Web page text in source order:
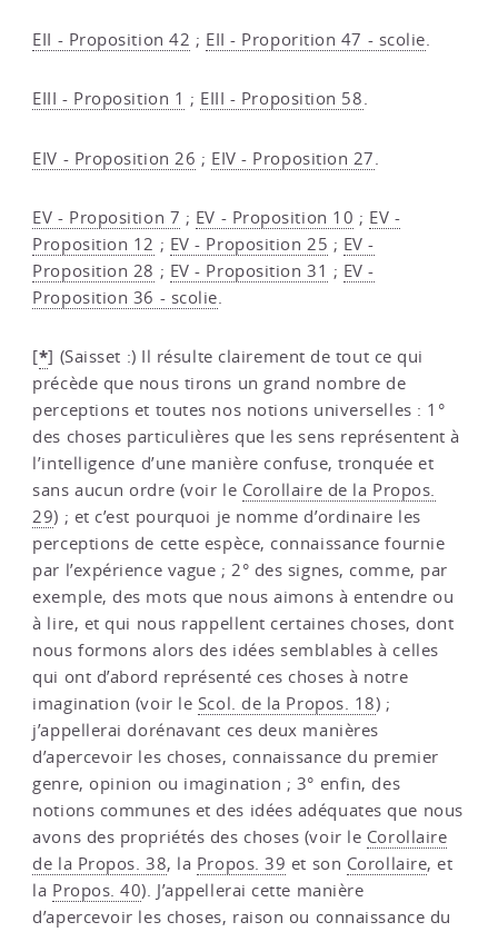
EII - Proposition 42 ; EII - Proporition 47 - scolie.
EIII - Proposition 1 ; EIII - Proposition 58.
EIV - Proposition 26 ; EIV - Proposition 27
EV - Proposition 7 ; EV - Proposition 10 ; EV -
Proposition 12 ; EV - Proposition 25 ; EV -
Proposition 28 ; EV - Proposition 31 ; EV -
Proposition 36 - scolie.
[*] (Saisset :) Il résulte clairement de tout ce qui
précède que nous tirons un grand nombre de
perceptions et toutes nos notions universelles : 1°
des choses particulières que les sens représentent à
l’intelligence d’une manière confuse, tronquée et
sans aucun ordre (voir le Corollaire de la Propos.
29) ; et c’est pourquoi je nomme d’ordinaire les
perceptions de cette espèce, connaissance fournie
par l’expérience vague ; 2° des signes, comme, par
exemple, des mots que nous aimons à entendre ou
à lire, et qui nous rappellent certaines choses, dont
nous formons alors des idées semblables à celles
qui ont d’abord représenté ces choses à notre
imagination (voir le Scol. de la Propos. 18) ;
j’appellerai dorénavant ces deux manières
d’apercevoir les choses, connaissance du premier
genre, opinion ou imagination ; 3° enfin, des
notions communes et des idées adéquates que nous
avons des propriétés des choses (voir le Corollaire
de la Propos. 38, la Propos. 39 et son Corollaire, et
la Propos. 40). J’appellerai cette manière
d’apercevoir les choses, raison ou connaissance du